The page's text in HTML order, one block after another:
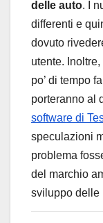
delle auto. I
differenti e
dovuto
utente.
po’ di tempo
porteranno al
software di
speculazioni
problema
del marchio
sviluppo delle